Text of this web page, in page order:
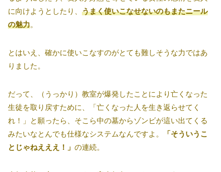
に向けようとしたり、 うまく使いこなせないのもまたニール
の魅力。
とはいえ、確かに使いこなすのがとても難しそうな力ではあ
りました。
だって、（うっかり）教室が爆発したことにより亡くなった
生徒を取り戻すために、「亡くなった人を生き返らせてく
れ！」と願ったら、そこら中の墓からゾンビが這い出てくる
みたいなとんでも仕様なシステムなんですよ。
「そういうこ
とじゃねえええ！」 の連続。